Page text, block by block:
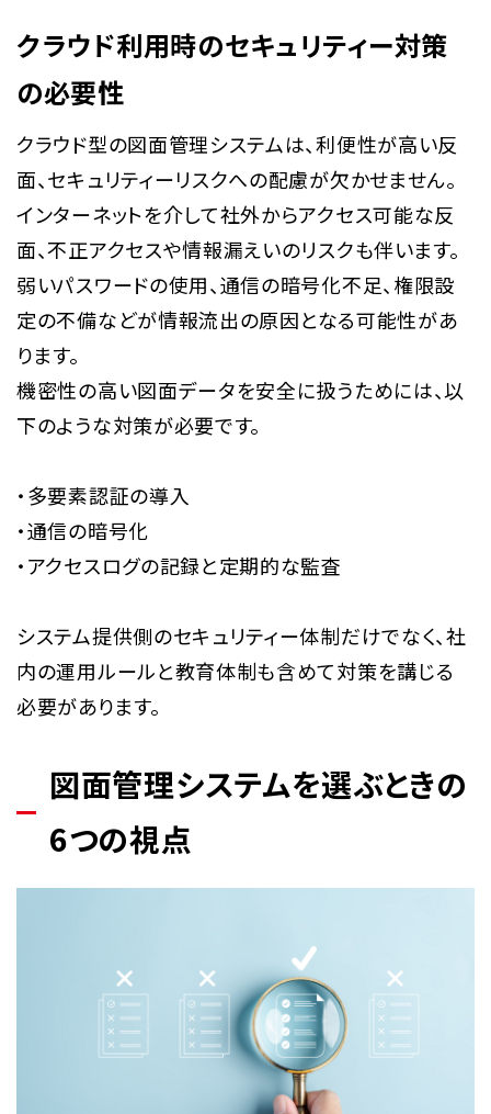
クラウド利用時のセキュリティー対策
の必要性
クラウド型の図面管理システムは、利便性が高い反
面、セキュリティーリスクへの配慮が欠かせません。
インターネットを介して社外からアクセス可能な反
面、不正アクセスや情報漏えいのリスクも伴います。
弱いパスワードの使用、通信の暗号化不足、権限設
定の不備などが情報流出の原因となる可能性があ
ります。
機密性の高い図面データを安全に扱うためには、以
下のような対策が必要です。
・多要素認証の導入
・通信の暗号化
・アクセスログの記録と定期的な監査
システム提供側のセキュリティー体制だけでなく、社
内の運用ルールと教育体制も含めて対策を講じる
必要があります。
図面管理システムを選ぶときの
6つの視点